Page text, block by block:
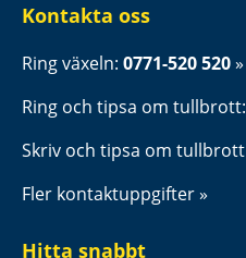
Kontakta oss
Ring växeln: 0771-520 520
Ring och tipsa om tullbrott:
Skriv och tipsa om tullbrott
Fler kontaktuppgifter
Hitta snabbt